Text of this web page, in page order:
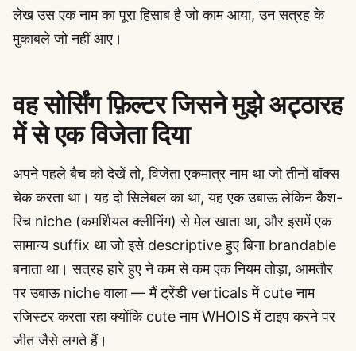
लेख उस एक नाम का पूरा हिसाब है जो काम आया, उन सत्रह के
मुकाबले जो नहीं आए।
वह सोर्सिंग फ़िल्टर जिसने मुझे अट्ठारह
में से एक विजेता दिया
अपने पहले बैच को देखें तो, विजेता एकमात्र नाम था जो तीनों बॉक्स
चेक करता था। यह दो सिलेबल का था, यह एक उबाऊ लेकिन कैश-
रिच niche (कमर्शियल क्लीनिंग) से मेल खाता था, और इसमें एक
सामान्य suffix था जो इसे descriptive हुए बिना brandable
बनाता था। सत्रह हारे हुए ने कम से कम एक नियम तोड़ा, आमतौर
पर उबाऊ niche वाला — मैं ट्रेंडी verticals में cute नाम
रजिस्टर करता रहा क्योंकि cute नाम WHOIS में टाइप करने पर
जीत जैसे लगते हैं।